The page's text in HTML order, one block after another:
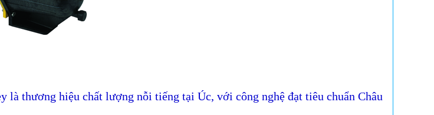
là thương hiệu chất lượng nỗi tiếng tại Úc, với công nghệ đạt tiêu chuẩn Châu